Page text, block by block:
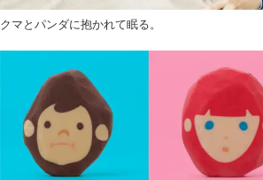
クマとパンダに抱かれて眠る。